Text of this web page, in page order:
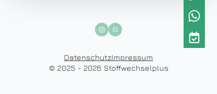
DatenschutzImpressum
© 2025 - 2026 Stoffwechselplus